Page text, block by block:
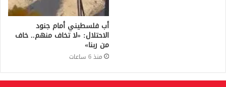
أب فلسطيني أمام جنود
الاحتلال: «لا تخاف منهم.. خاف
من ربنا»
منذ 6 ساعات